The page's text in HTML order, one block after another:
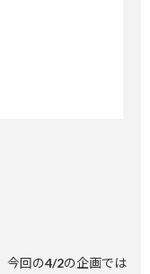
今回の4/2の企画では